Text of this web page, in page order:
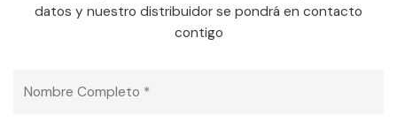
datos y nuestro distribuidor se pondrá en contacto
contigo